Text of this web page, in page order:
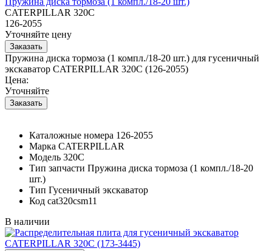
CATERPILLAR 320C
126-2055
Уточняйте цену
Пружина диска тормоза (1 компл./18-20 шт.) для гусеничный
экскаватор CATERPILLAR 320C (126-2055)
Цена:
Уточняйте
Каталожные номера 126-2055
Марка CATERPILLAR
Модель 320C
Тип запчасти Пружина диска тормоза (1 компл./18-20
шт.)
Тип Гусеничный экскаватор
Код cat320csm11
В наличии